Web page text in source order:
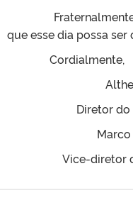
Fraternalmente
que esse dia possa ser
Cordialmente,
Diretor
Vice-diretor